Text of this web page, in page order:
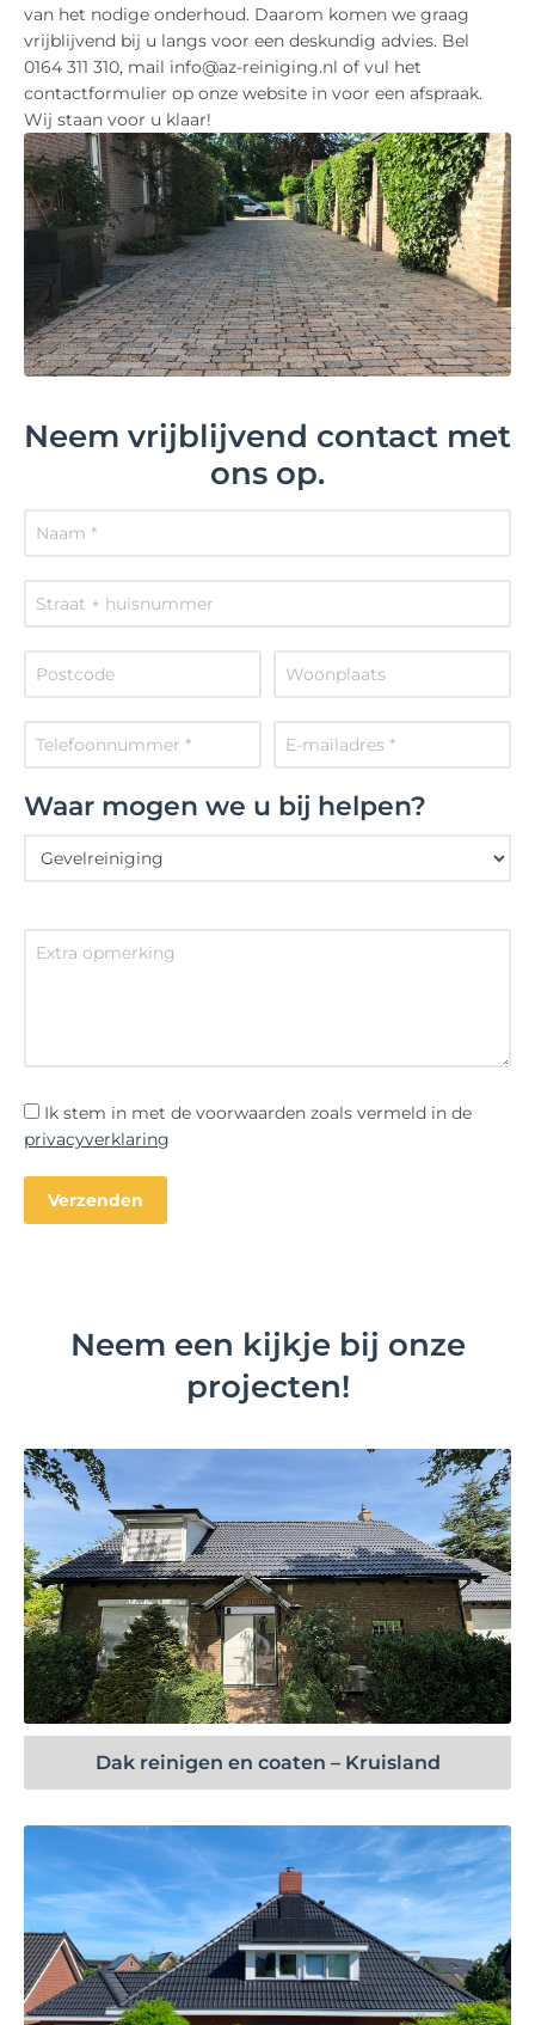
van het nodige onderhoud. Daarom komen we graag
vrijblijvend bij u langs voor een deskundig advies. Bel
0164 311 310, mail info@az-reiniging.nl of vul het
contactformulier op onze website in voor een afspraak.
Wij staan voor u klaar!
Neem vrijblijvend contact met
ons op.
Waar mogen we u bij helpen?
Ik stem in met de voorwaarden zoals vermeld in de
privacyverklaring
Neem een kijkje bij onze
projecten!
Bekijk project
Dak reinigen en coaten – Kruisland